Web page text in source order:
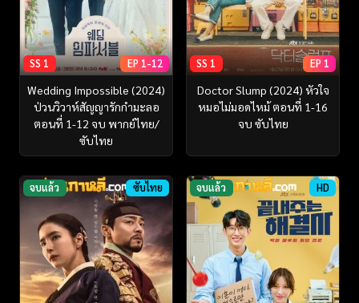
SS 1 EP 1-12
Wedding Impossible (2024)
ป่วนวิวาห์สัญญารักกำมะลอ
ตอนที่ 1-12 จบ พากย์ไทย/
ซับไทย
SS 1 EP 1
Doctor Slump (2024) หัวใจ
หมอไม่มอดไหม้ ตอนที่ 1-16
จบ ซับไทย
จบแล้ว ซับไทย จบแล้ว HD